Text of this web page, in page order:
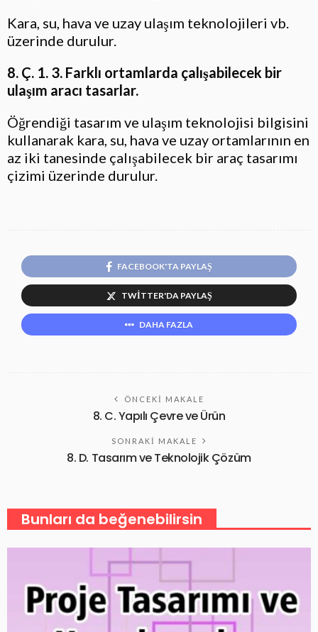
Kara, su, hava ve uzay ulaşım teknolojileri vb.
üzerinde durulur.
8. Ç. 1. 3. Farklı ortamlarda çalışabilecek bir
ulaşım aracı tasarlar.
Öğrendiği tasarım ve ulaşım teknolojisi bilgisini
kullanarak kara, su, hava ve uzay ortamlarının en
az iki tanesinde çalışabilecek bir araç tasarımı
çizimi üzerinde durulur.
FACEBOOK'TA PAYLAŞ
TWITTER'DA PAYLAŞ
DAHA FAZLA
ÖNCEKI MAKALE
8. C. Yapılı Çevre ve Ürün
SONRAKI MAKALE
8. D. Tasarım ve Teknolojik Çözüm
Bunları da beğenebilirsin